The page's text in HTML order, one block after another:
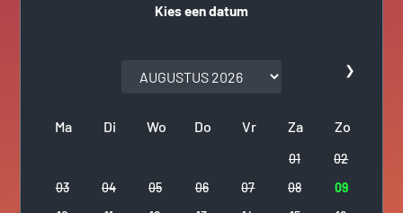
❯
Ma Di Wo Do Vr Za Zo
01
02
03
04 05 06 07 08
09
Kies een datum